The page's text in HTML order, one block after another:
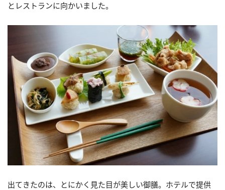
とレストランに向かいました。
出てきたのは、とにかく見た目が美しい御膳。ホテルで提供